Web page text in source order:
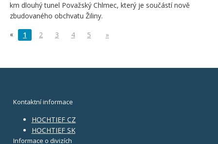
km dlouhý tunel Považský Chlmec, který je součástí nově
zbudovaného obchvatu Žiliny.
«
1 2 3 4 5 »
Kontaktní informace
HOCHTIEF CZ
HOCHTIEF SK
Informace o divizích